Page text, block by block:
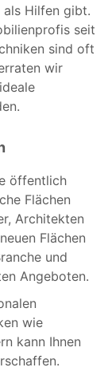
als Hilfen gibt.
seit
sind oft
wir
öffentlich
Flächen
Architekten
Flächen
und
Angeboten.
wie
kann Ihnen